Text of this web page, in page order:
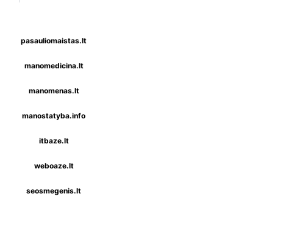
pasauliomaistas.lt
manomedicina.lt
manomenas.lt
manostatyba.info
itbaze.lt
weboaze.lt
seosmegenis.lt